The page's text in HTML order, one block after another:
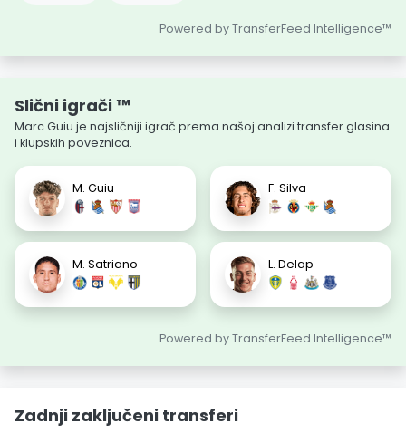
Powered by TransferFeed Intelligence™
Slični igrači ™
Marc Guiu je najsličniji igrač prema našoj analizi transfer glasina
i klupskih poveznica.
M. Guiu F. Silva
M. Satriano L. Delap
Powered by TransferFeed Intelligence™
Zadnji zaključeni transferi